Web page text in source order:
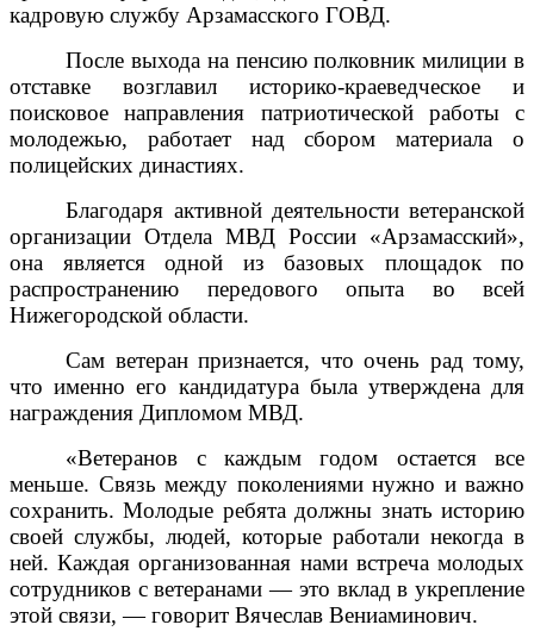
кадровую службу Арзамасского ГОВД.
После выхода на пенсию полковник милиции в
отставке возглавил историко-краеведческое и
поисковое направления патриотической работы с
молодежью, работает над сбором материала о
полицейских династиях.
Благодаря активной деятельности ветеранской
организации Отдела МВД России «Арзамасский»,
она является одной из базовых площадок по
распространению передового опыта во всей
Нижегородской области.
Сам ветеран признается, что очень рад тому,
что именно его кандидатура была утверждена для
награждения Дипломом МВД.
«Ветеранов с каждым годом остается все
меньше. Связь между поколениями нужно и важно
сохранить. Молодые ребята должны знать историю
своей службы, людей, которые работали некогда в
ней. Каждая организованная нами встреча молодых
сотрудников с ветеранами — это вклад в укрепление
этой связи, — говорит Вячеслав Вениаминович.